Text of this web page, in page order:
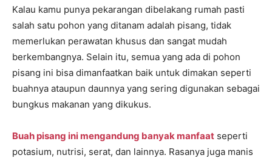
Kalau kamu punya pekarangan dibelakang rumah pasti
salah satu pohon yang ditanam adalah pisang, tidak
memerlukan perawatan khusus dan sangat mudah
berkembangnya. Selain itu, semua yang ada di pohon
pisang ini bisa dimanfaatkan baik untuk dimakan seperti
buahnya ataupun daunnya yang sering digunakan sebagai
bungkus makanan yang dikukus.
Buah pisang ini mengandung banyak manfaat seperti
potasium, nutrisi, serat, dan lainnya. Rasanya juga manis